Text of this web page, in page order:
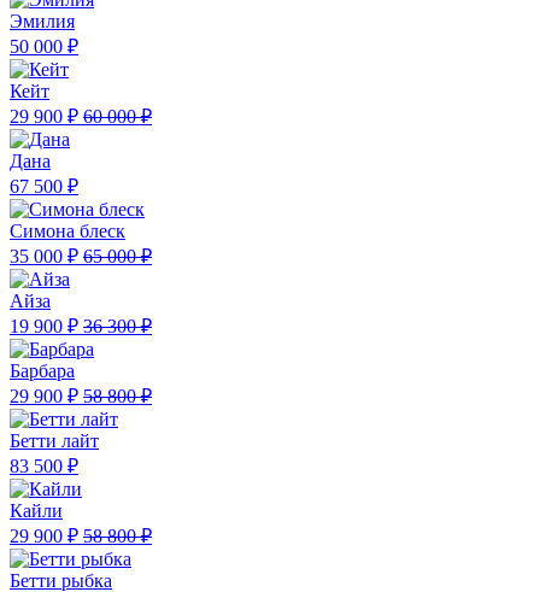
Эмилия
50 000 ₽
Кейт
29 900 ₽ 60 000 ₽
Дана
67 500 ₽
Симона блеск
35 000 ₽ 65 000 ₽
Айза
19 900 ₽ 36 300 ₽
Барбара
29 900 ₽ 58 800 ₽
Бетти лайт
83 500 ₽
Кайли
29 900 ₽ 58 800 ₽
Бетти рыбка